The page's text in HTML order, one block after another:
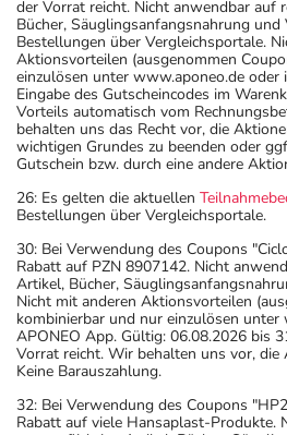
der Vorrat reicht. Nicht anwendbar auf
Bücher, Säuglingsanfangsnahrung
Bestellungen über Vergleichsportale.
Aktionsvorteilen (ausgenommen
einzulösen unter www.aponeo.de oder
Eingabe des Gutscheincodes im
Vorteils automatisch vom
behalten uns das Recht vor, die
wichtigen Grundes zu beenden oder
Gutschein bzw. durch eine andere
26: Es gelten die aktuellen
Bestellungen über Vergleichsportale.
30: Bei Verwendung des Coupons
Rabatt auf PZN 8907142. Nicht
Artikel, Bücher,
Nicht mit anderen Aktionsvorteilen
kombinierbar und nur einzulösen
APONEO App. Gültig: 06.08.2026 bis
Vorrat reicht. Wir behalten uns vor, die
Keine Barauszahlung.
32: Bei Verwendung des Coupons
Rabatt auf viele Hansaplast-Produkte.